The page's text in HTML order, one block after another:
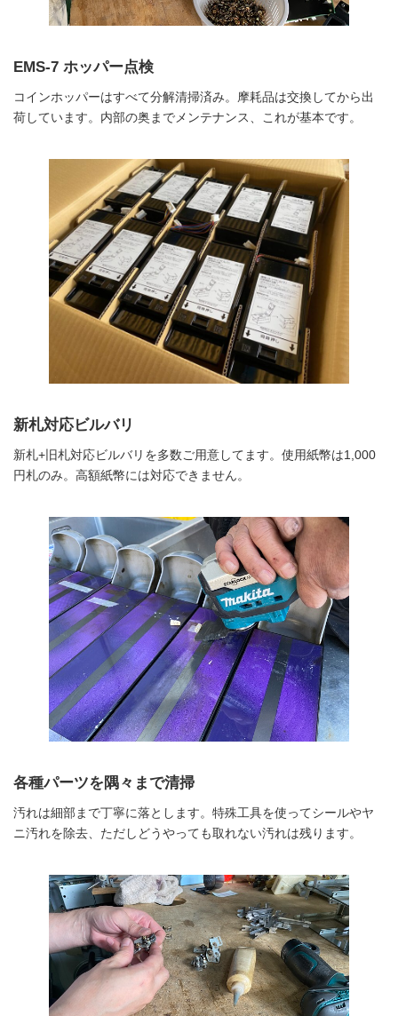
EMS-7 ホッパー点検
コインホッパーはすべて分解清掃済み。摩耗品は交換してから出
荷しています。内部の奥までメンテナンス、これが基本です。
新札対応ビルバリ
新札+旧札対応ビルバリを多数ご用意してます。使用紙幣は1,000
円札のみ。高額紙幣には対応できません。
各種パーツを隅々まで清掃
汚れは細部まで丁寧に落とします。特殊工具を使ってシールやヤ
ニ汚れを除去、ただしどうやっても取れない汚れは残ります。